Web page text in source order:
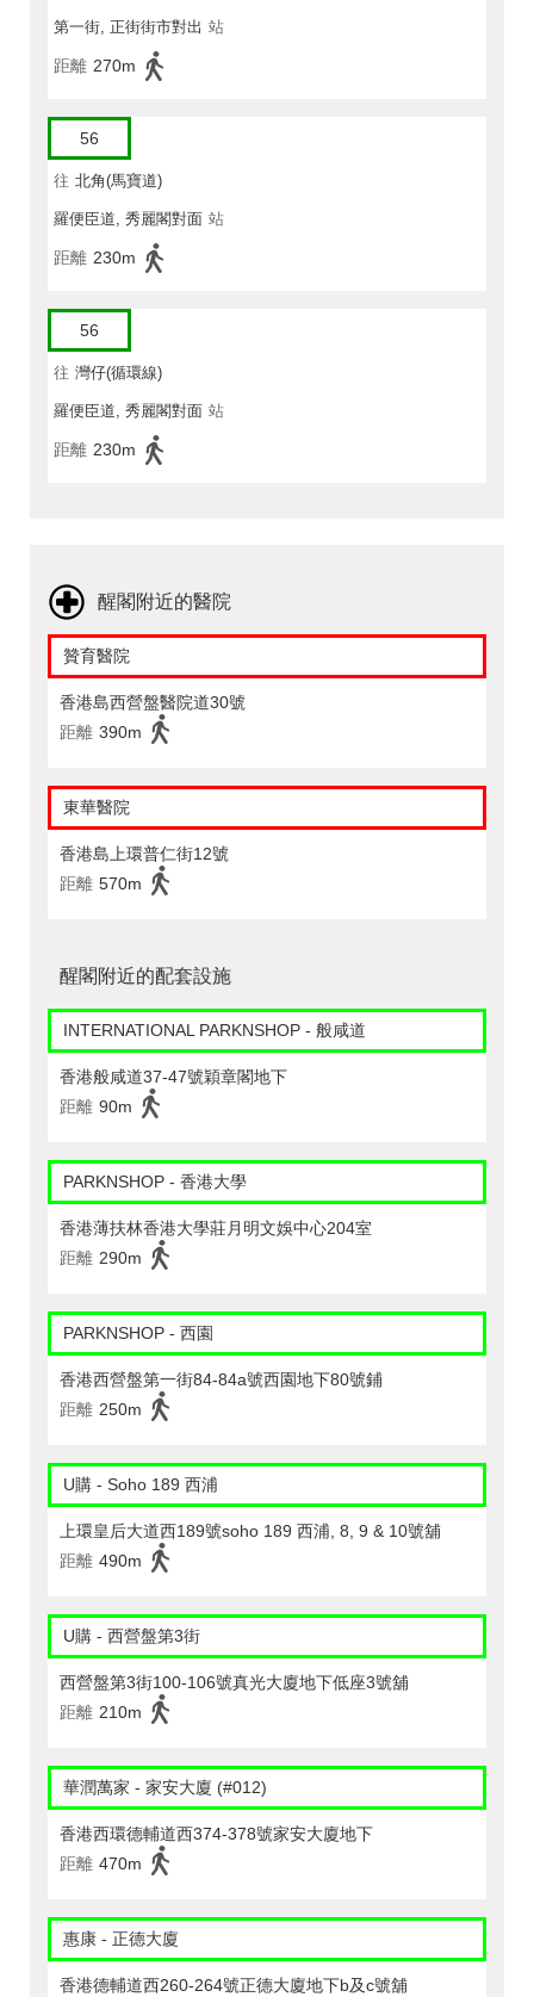
第一街, 正街街市對出 站
距離 270m
56
往 北角(馬寶道)
羅便臣道, 秀麗閣對面 站
距離 230m
56
往 灣仔(循環線)
羅便臣道, 秀麗閣對面 站
距離 230m
醒閣附近的醫院
贊育醫院
香港島西營盤醫院道30號
距離 390m
東華醫院
香港島上環普仁街12號
距離 570m
醒閣附近的配套設施
INTERNATIONAL PARKNSHOP - 般咸道
香港般咸道37-47號穎章閣地下
距離 90m
PARKNSHOP - 香港大學
香港薄扶林香港大學莊月明文娛中心204室
距離 290m
PARKNSHOP - 西園
香港西營盤第一街84-84a號西園地下80號鋪
距離 250m
U購 - Soho 189 西浦
上環皇后大道西189號soho 189 西浦, 8, 9 & 10號舖
距離 490m
U購 - 西營盤第3街
西營盤第3街100-106號真光大廈地下低座3號舖
距離 210m
華潤萬家 - 家安大廈 (#012)
香港西環德輔道西374-378號家安大廈地下
距離 470m
惠康 - 正德大廈
香港德輔道西260-264號正德大廈地下b及c號舖